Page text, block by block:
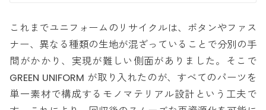
これまでユニフォームのリサイクルは、ボタンやファス
ナー、異なる種類の生地が混ざっていることで分別の手
間がかかり、実現が難しい側面がありました。そこで
GREEN UNIFORM が取り入れたのが、すべてのパーツを
単一素材で構成するモノマテリアル設計という工夫で